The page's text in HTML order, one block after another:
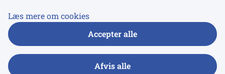
Læs mere om cookies
Accepter alle
Afvis alle